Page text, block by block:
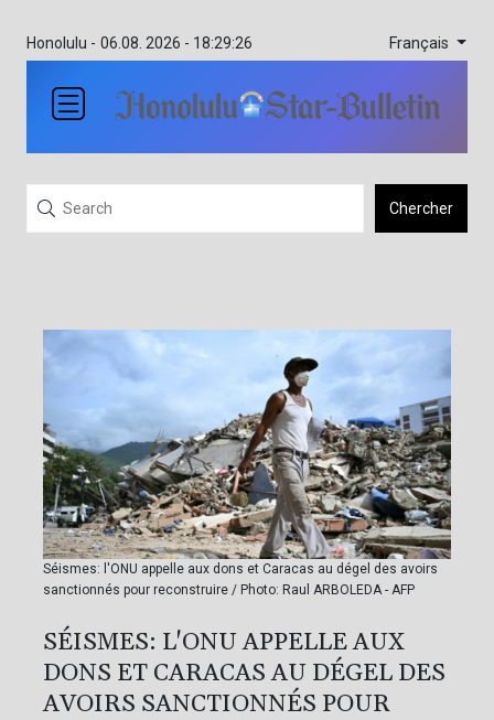
Honolulu - 06.08. 2026 - 18:29:26 Français
Chercher
Séismes: l'ONU appelle aux dons et Caracas au dégel des avoirs
sanctionnés pour reconstruire / Photo: Raul ARBOLEDA - AFP
SÉISMES: L'ONU APPELLE AUX
DONS ET CARACAS AU DÉGEL DES
AVOIRS SANCTIONNÉS POUR